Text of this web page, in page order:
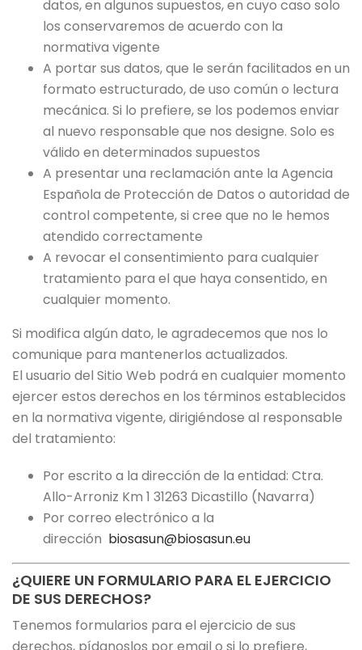
datos, en algunos supuestos, en cuyo caso solo
los conservaremos de acuerdo con la
normativa vigente
A portar sus datos, que le serán facilitados en un
formato estructurado, de uso común o lectura
mecánica. Si lo prefiere, se los podemos enviar
al nuevo responsable que nos designe. Solo es
válido en determinados supuestos
A presentar una reclamación ante la Agencia
Española de Protección de Datos o autoridad de
control competente, si cree que no le hemos
atendido correctamente
A revocar el consentimiento para cualquier
tratamiento para el que haya consentido, en
cualquier momento.
Si modifica algún dato, le agradecemos que nos lo
comunique para mantenerlos actualizados.
El usuario del Sitio Web podrá en cualquier momento
ejercer estos derechos en los términos establecidos
en la normativa vigente, dirigiéndose al responsable
del tratamiento:
Por escrito a la dirección de la entidad: Ctra.
Allo-Arroniz Km 1 31263 Dicastillo (Navarra)
Por correo electrónico a la
dirección biosasun@biosasun.eu
¿QUIERE UN FORMULARIO PARA EL EJERCICIO
DE SUS DERECHOS?
Tenemos formularios para el ejercicio de sus